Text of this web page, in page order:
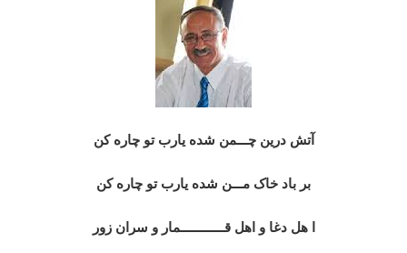
آتش درین چـــمن شده یارب تو چاره کن
بر باد خاک مـــن شده یارب تو چاره کن
ا هل دغا و اهل قــــــــــــمار و سران زور